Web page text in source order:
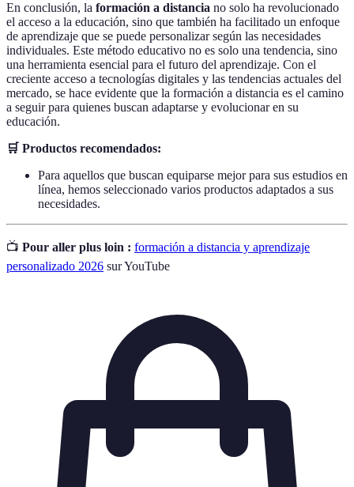
En conclusión, la formación a distancia no solo ha revolucionado
el acceso a la educación, sino que también ha facilitado un enfoque
de aprendizaje que se puede personalizar según las necesidades
individuales. Este método educativo no es solo una tendencia, sino
una herramienta esencial para el futuro del aprendizaje. Con el
creciente acceso a tecnologías digitales y las tendencias actuales del
mercado, se hace evidente que la formación a distancia es el camino
a seguir para quienes buscan adaptarse y evolucionar en su
educación.
🛒 Productos recomendados:
Para aquellos que buscan equiparse mejor para sus estudios en
línea, hemos seleccionado varios productos adaptados a sus
necesidades.
📺 Pour aller plus loin : formación a distancia y aprendizaje
personalizado 2026 sur YouTube